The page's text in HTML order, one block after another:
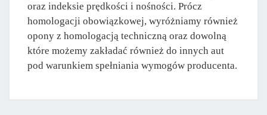
oraz indeksie prędkości i nośności. Prócz
homologacji obowiązkowej, wyróżniamy również
opony z homologacją techniczną oraz dowolną
które możemy zakładać również do innych aut
pod warunkiem spełniania wymogów producenta.